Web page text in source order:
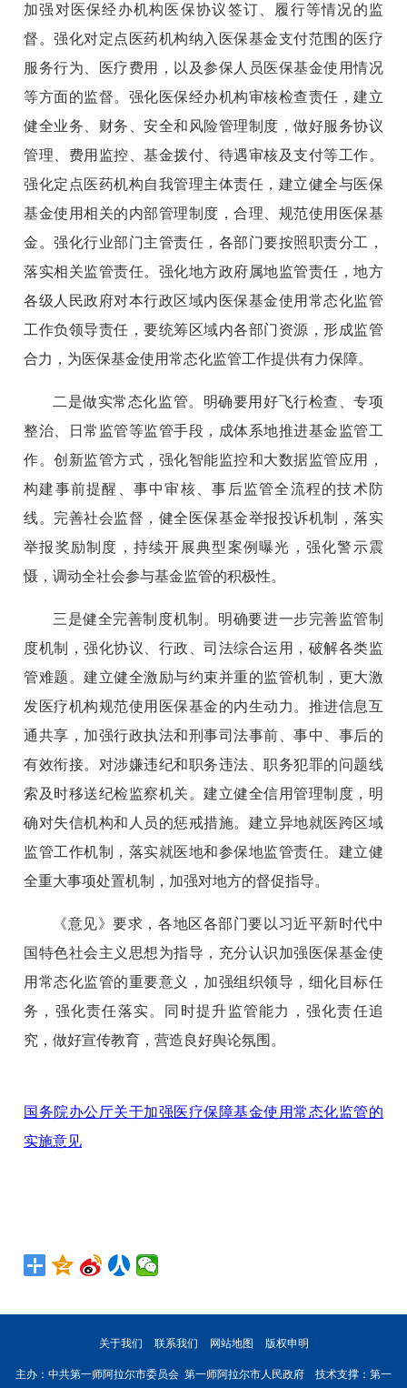
加强对医保经办机构医保协议签订、履行等情况的监
督。强化对定点医药机构纳入医保基金支付范围的医疗
服务行为、医疗费用，以及参保人员医保基金使用情况
等方面的监督。强化医保经办机构审核检查责任，建立
健全业务、财务、安全和风险管理制度，做好服务协议
管理、费用监控、基金拨付、待遇审核及支付等工作。
强化定点医药机构自我管理主体责任，建立健全与医保
基金使用相关的内部管理制度，合理、规范使用医保基
金。强化行业部门主管责任，各部门要按照职责分工，
落实相关监管责任。强化地方政府属地监管责任，地方
各级人民政府对本行政区域内医保基金使用常态化监管
工作负领导责任，要统筹区域内各部门资源，形成监管
合力，为医保基金使用常态化监管工作提供有力保障。
二是做实常态化监管。明确要用好飞行检查、专项
整治、日常监管等监管手段，成体系地推进基金监管工
作。创新监管方式，强化智能监控和大数据监管应用，
构建事前提醒、事中审核、事后监管全流程的技术防
线。完善社会监督，健全医保基金举报投诉机制，落实
举报奖励制度，持续开展典型案例曝光，强化警示震
慑，调动全社会参与基金监管的积极性。
三是健全完善制度机制。明确要进一步完善监管制
度机制，强化协议、行政、司法综合运用，破解各类监
管难题。建立健全激励与约束并重的监管机制，更大激
发医疗机构规范使用医保基金的内生动力。推进信息互
通共享，加强行政执法和刑事司法事前、事中、事后的
有效衔接。对涉嫌违纪和职务违法、职务犯罪的问题线
索及时移送纪检监察机关。建立健全信用管理制度，明
确对失信机构和人员的惩戒措施。建立异地就医跨区域
监管工作机制，落实就医地和参保地监管责任。建立健
全重大事项处置机制，加强对地方的督促指导。
《意见》要求，各地区各部门要以习近平新时代中
国特色社会主义思想为指导，充分认识加强医保基金使
用常态化监管的重要意义，加强组织领导，细化目标任
务，强化责任落实。同时提升监管能力，强化责任追
究，做好宣传教育，营造良好舆论氛围。
国务院办公厅关于加强医疗保障基金使用常态化监管的
实施意见
关于我们 联系我们 网站地图 版权申明
主办：中共第一师阿拉尔市委员会 第一师阿拉尔市人民政府 技术支撑：第一